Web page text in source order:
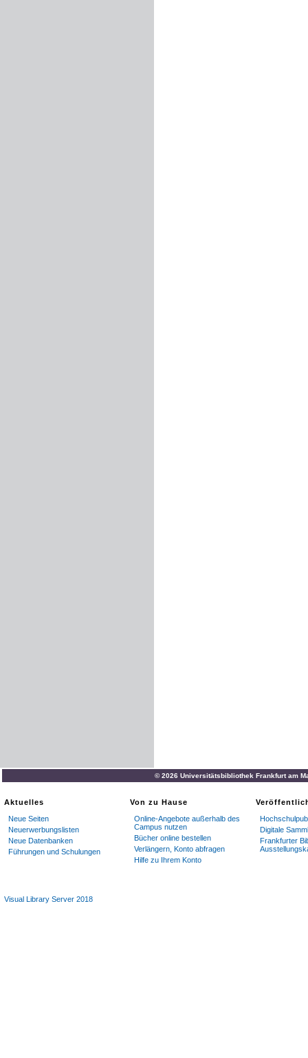
© 2026 Universitätsbibliothek Frankfurt am
Aktuelles
Neue Seiten
Neuerwerbungslisten
Neue Datenbanken
Führungen und Schulungen
Von zu Hause
Online-Angebote außerhalb des
Campus nutzen
Bücher online bestellen
Verlängern, Konto abfragen
Hilfe zu Ihrem Konto
Digitale
Frankfurter
Visual Library Server 2018